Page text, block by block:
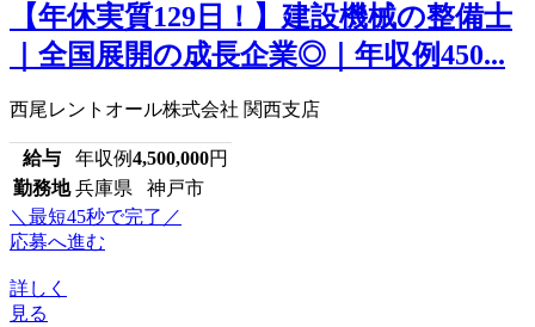
【年休実質129日！】建設機械の整備士
｜全国展開の成長企業◎｜年収例450...
西尾レントオール株式会社 関西支店
給与 年収例4,500,000円
勤務地 兵庫県 神戸市
＼最短45秒で完了／
応募へ進む
詳しく
見る